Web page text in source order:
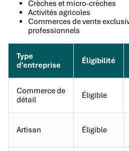
Crèches et micro-crèches
Activités agricoles
Commerces de vente
professionnels
Type
d’entreprise
Éligibilité
Commerce de
détail
Éligible
Artisan Éligible